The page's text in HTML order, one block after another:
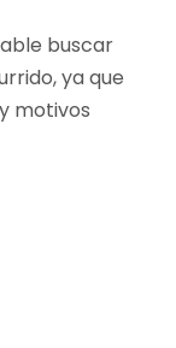
buscar
ya que
motivos